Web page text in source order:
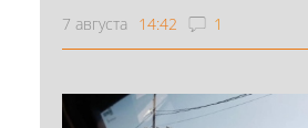
7 августа 14:42 1